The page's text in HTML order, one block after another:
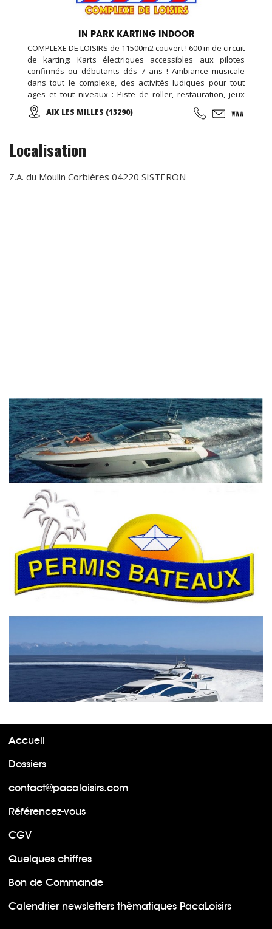
IN PARK KARTING INDOOR
COMPLEXE DE LOISIRS de 11500m2 couvert ! 600 m de circuit
de karting: Karts électriques accessibles aux pilotes
confirmés ou débutants dés 7 ans ! Ambiance musicale
dans tout le complexe, des activités ludiques pour tout
ages et tout niveaux : Piste de roller, restauration, jeux
vidéo et simulateurs, laser game, salle de loisirs enfant,
anniversaires, soirées événementielles, séminaires
AIX LES MILLES (13290)
Localisation
Z.A. du Moulin Corbières 04220 SISTERON
Accueil
Dossiers
contact@pacaloisirs.com
Référencez-vous
CGV
Quelques chiffres
Bon de Commande
Calendrier newsletters thèmatiques PacaLoisirs